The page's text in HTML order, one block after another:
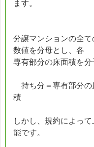
ます。
分譲マンションの全
数値を分母とし、各
専有部分の床面積を分
持ち分＝専有部分の
積
しかし、規約によっ
能です。